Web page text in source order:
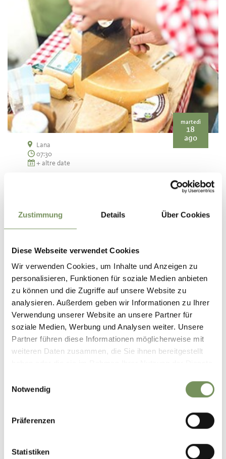
Zustimmung Details Über Cookies
Diese Webseite verwendet Cookies
Wir verwenden Cookies, um Inhalte und Anzeigen zu
personalisieren, Funktionen für soziale Medien anbieten
zu können und die Zugriffe auf unsere Website zu
analysieren. Außerdem geben wir Informationen zu Ihrer
Verwendung unserer Website an unsere Partner für
soziale Medien, Werbung und Analysen weiter. Unsere
Partner führen diese Informationen möglicherweise mit
weiteren Daten zusammen, die Sie ihnen bereitgestellt
Notwendig
Präferenzen
Statistiken
martedì
18
ago
Lana
07:30
+ altre date
MERCATINO CONTADINO A LANA DI
propongono i loro prodotti come frutte e verdura, speck..., piazza
Municipio Lana ore 7.30-13.00.
martedì
18
ago